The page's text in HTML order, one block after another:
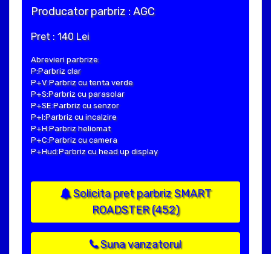
Producator parbriz : AGC
Pret : 140 Lei
Abrevieri parbrize:
P:Parbriz clar
P+V:Parbriz cu tenta verde
P+S:Parbriz cu parasolar
P+SE:Parbriz cu senzor
P+I:Parbriz cu incalzire
P+H:Parbriz heliomat
P+C:Parbriz cu camera
P+Hud:Parbriz cu head up display
Solicita pret parbriz SMART
ROADSTER (452)
Suna vanzatorul